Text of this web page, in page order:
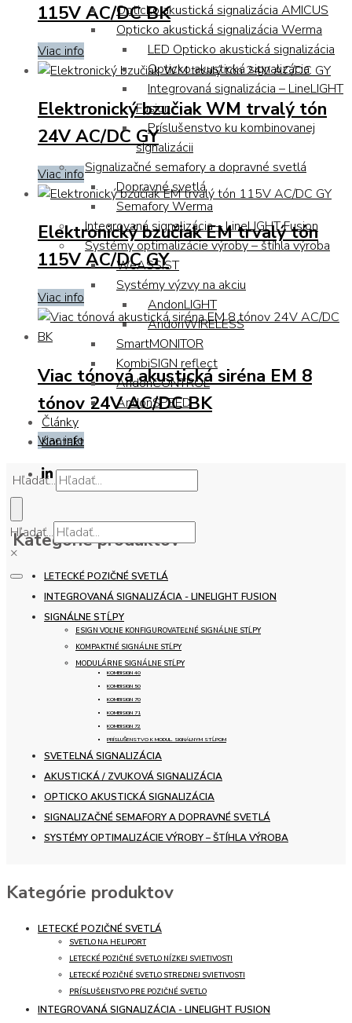
Opticko akustická signalizácia AMICUS
Opticko akustická signalizácia Werma
LED Opticko akustická signalizácia
Opticko akustická signalizácia
Integrovaná signalizácia – LineLIGHT
Fusion
Príslušenstvo ku kombinovanej
signalizácii
Signalizačné semafory a dopravné svetlá
Dopravné svetlá
Semafory Werma
Integrovaná signalizácia – LineLIGHT Fusion
Systémy optimalizácie výroby – štíhla výroba
WeASSIST
Systémy výzvy na akciu
AndonLIGHT
AndonWIRELESS
SmartMONITOR
KombiSIGN reflect
AndonCONTROL
AndonSPEED
Články
Kontakt
Hľadať...
×
115V AC/DC BK
Viac info
Elektronický bzučiak WM trvalý tón
24V AC/DC GY
Viac info
Elektronický bzučiak EM trvalý tón
115V AC/DC GY
Viac info
Viac tónová akustická siréna EM 8
tónov 24V AC/DC BK
Viac info
Hľadať...
×
Kategórie produktov
LETECKÉ POZIČNÉ SVETLÁ
INTEGROVANÁ SIGNALIZÁCIA - LINELIGHT FUSION
SIGNÁLNE STĹPY
ESIGN VOĽNE KONFIGUROVATEĽNÉ SIGNÁLNE STĹPY
KOMPAKTNÉ SIGNÁLNE STĹPY
MODULÁRNE SIGNÁLNE STĹPY
KOMBISIGN 40
KOMBISIGN 50
KOMBISIGN 70
KOMBISIGN 71
KOMBISIGN 72
PRÍSLUŠENSTVO K MODUL. SIGNÁLNYM STĹPOM
SVETELNÁ SIGNALIZÁCIA
AKUSTICKÁ / ZVUKOVÁ SIGNALIZÁCIA
OPTICKO AKUSTICKÁ SIGNALIZÁCIA
SIGNALIZAČNÉ SEMAFORY A DOPRAVNÉ SVETLÁ
SYSTÉMY OPTIMALIZÁCIE VÝROBY – ŠTÍHLA VÝROBA
Kategórie produktov
LETECKÉ POZIČNÉ SVETLÁ
SVETLO NA HELIPORT
LETECKÉ POZIČNÉ SVETLO NÍZKEJ SVIETIVOSTI
LETECKÉ POZIČNÉ SVETLO STREDNEJ SVIETIVOSTI
PRÍSLUŠENSTVO PRE POZIČNÉ SVETLO
INTEGROVANÁ SIGNALIZÁCIA - LINELIGHT FUSION